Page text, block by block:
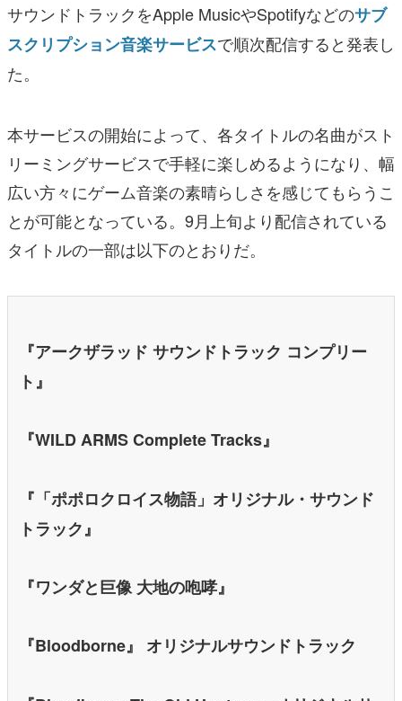
電ファミニコゲーマーとは？
運営：株式会社マレ
サウンドトラックをApple MusicやSpotifyなどのサブ
スクリプション音楽サービスで順次配信すると発表し
た。
本サービスの開始によって、各タイトルの名曲がスト
リーミングサービスで手軽に楽しめるようになり、幅
広い方々にゲーム音楽の素晴らしさを感じてもらうこ
とが可能となっている。9月上旬より配信されている
タイトルの一部は以下のとおりだ。
『アークザラッド サウンドトラック コンプリー
ト』
『WILD ARMS Complete Tracks』
『「ポポロクロイス物語」オリジナル・サウンド
トラック』
『ワンダと巨像 大地の咆哮』
『Bloodborne』 オリジナルサウンドトラック